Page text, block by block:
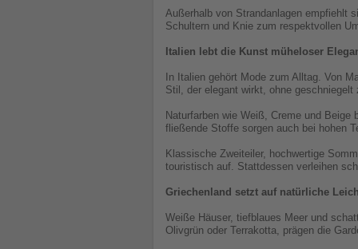
Außerhalb von Strandanlagen empfiehlt
Schultern und Knie zum respektvollen
Italien lebt die Kunst müheloser
In Italien gehört Mode zum Alltag. Von
Stil, der elegant wirkt, ohne geschniegelt
Naturfarben wie Weiß, Creme und
fließende Stoffe sorgen auch bei hohen
Klassische Zweiteiler, hochwertige
touristisch auf. Stattdessen verleihen
Griechenland setzt auf natürliche
Weiße Häuser, tiefblaues Meer und
Olivgrün oder Terrakotta, prägen die